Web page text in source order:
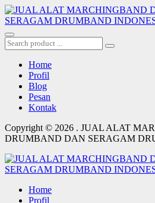
Home
Profil
Blog
Pesan
Kontak
Copyright © 2026 . JUAL ALAT
DRUMBAND DAN SERAGAM
Home
Profil